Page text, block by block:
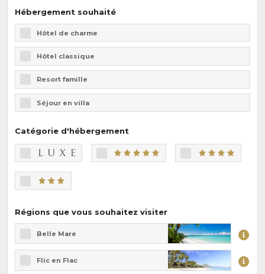
Hébergement souhaité
Hôtel de charme
Hôtel classique
Resort famille
Séjour en villa
Catégorie d'hébergement
Régions que vous souhaitez visiter
Belle Mare
Flic en Flac